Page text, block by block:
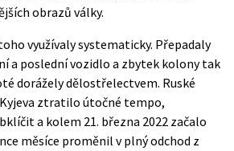
obrazů války.
využívaly systematicky. Přepadaly
a poslední vozidlo a zbytek kolony tak
dorážely dělostřelectvem. Ruské
ztratilo útočné tempo,
a kolem 21. března 2022 začalo
měsíce proměnil v plný odchod z